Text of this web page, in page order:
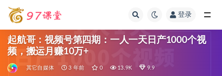
登录
起航哥：视频号第四期：一人一天日产1000个视
频，搬运月赚10万+
其它自媒体 3 年前 0 13.9K 9.9